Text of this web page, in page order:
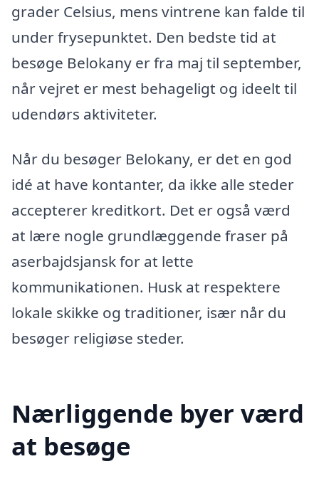
grader Celsius, mens vintrene kan falde til
under frysepunktet. Den bedste tid at
besøge Belokany er fra maj til september,
når vejret er mest behageligt og ideelt til
udendørs aktiviteter.
Når du besøger Belokany, er det en god
idé at have kontanter, da ikke alle steder
accepterer kreditkort. Det er også værd
at lære nogle grundlæggende fraser på
aserbajdsjansk for at lette
kommunikationen. Husk at respektere
lokale skikke og traditioner, især når du
besøger religiøse steder.
Nærliggende byer værd
at besøge